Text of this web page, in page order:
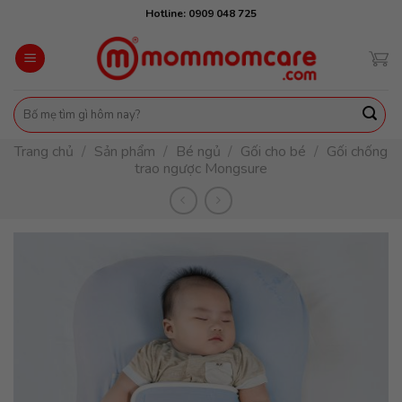
content
Hotline: 0909 048 725
Tìm
kiếm:
Trang chủ / Sản phẩm / Bé ngủ / Gối cho bé / Gối chống
trao ngược Mongsure